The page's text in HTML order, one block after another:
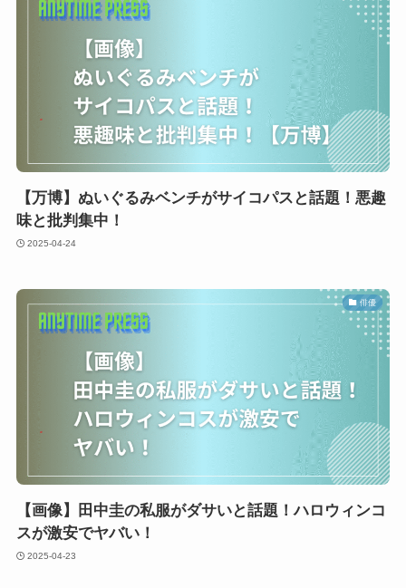
【万博】ぬいぐるみベンチがサイコパスと話題！悪趣
味と批判集中！
2025-04-24
俳優
【画像】田中圭の私服がダサいと話題！ハロウィンコ
スが激安でヤバい！
2025-04-23